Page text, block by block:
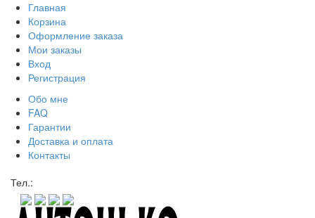
Главная
Корзина
Оформление заказа
Мои заказы
Вход
Регистрация
Обо мне
FAQ
Гарантии
Доставка и оплата
Контакты
Тел.: